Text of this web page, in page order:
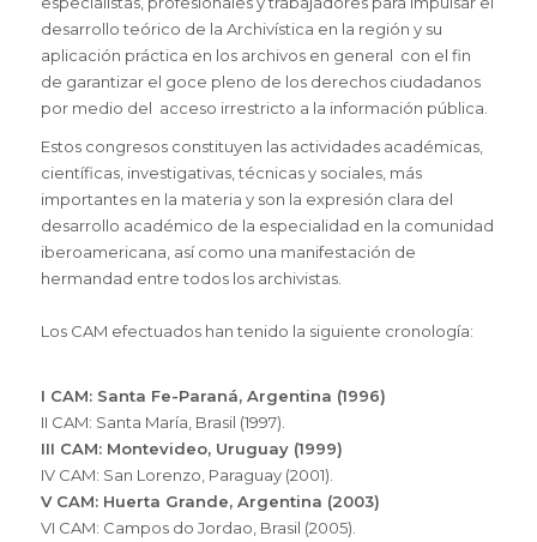
desarrollo teórico de la Archivística en la región y su
aplicación práctica en los archivos en general con el fin
de garantizar el goce pleno de los derechos ciudadanos
por medio del acceso irrestricto a la información pública.
Estos congresos constituyen las actividades académicas,
científicas, investigativas, técnicas y sociales, más
importantes en la materia y son la expresión clara del
desarrollo académico de la especialidad en la comunidad
iberoamericana, así como una manifestación de
hermandad entre todos los archivistas.
Los CAM efectuados han tenido la siguiente cronología:
I CAM: Santa Fe-Paraná, Argentina (1996)
II CAM: Santa María, Brasil (1997).
III CAM: Montevideo, Uruguay (1999)
IV CAM: San Lorenzo, Paraguay (2001).
V CAM: Huerta Grande, Argentina (2003)
VI CAM: Campos do Jordao, Brasil (2005).